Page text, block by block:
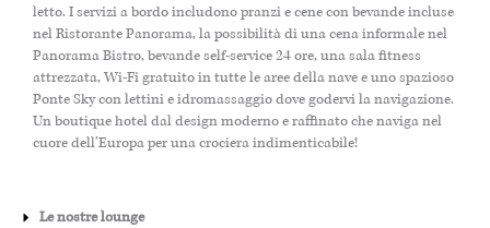
letto. I servizi a bordo includono pranzi e cene con bevande incluse
nel Ristorante Panorama, la possibilità di una cena informale nel
Panorama Bistro, bevande self-service 24 ore, una sala fitness
attrezzata, Wi-Fi gratuito in tutte le aree della nave e uno spazioso
Ponte Sky con lettini e idromassaggio dove godervi la navigazione.
Un boutique hotel dal design moderno e raffinato che naviga nel
cuore dell’Europa per una crociera indimenticabile!
Le nostre lounge